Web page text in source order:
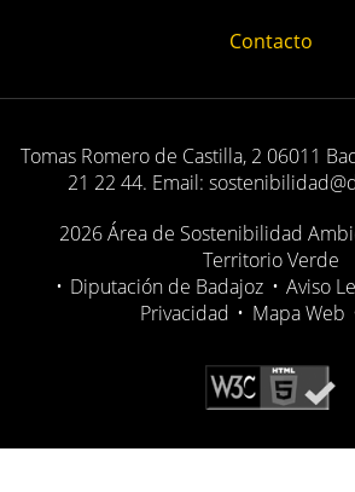
Contacto
Tomas Romero de Castilla, 2 06011
21 22 44. Email:
2026 Área de Sostenibilidad
Territorio Verde
• Diputación de Badajoz • Aviso
Privacidad • Mapa Web